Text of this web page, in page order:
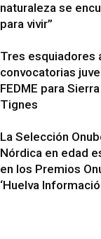
naturaleza se
para vivir”
Tres esquiadores
convocatorias
FEDME para
Tignes
La Selección
Nórdica en edad
en los Premios
‘Huelva